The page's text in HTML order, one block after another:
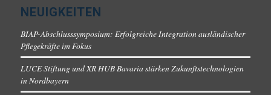
NEUIGKEITEN
BIAP-Abschlusssymposium: Erfolgreiche Integration ausländischer
Pflegekräfte im Fokus
LUCE Stiftung und XR HUB Bavaria stärken Zukunftstechnologien
in Nordbayern